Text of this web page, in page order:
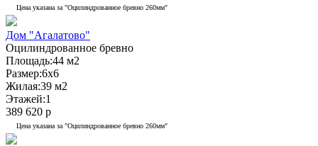
Цена указана за "Оцилиндрованное бревно 260мм"
Дом "Агалатово"
Оцилиндрованное бревно
Площадь:44 м2
Размер:6х6
Жилая:39 м2
Этажей:1
389 620 р
Цена указана за "Оцилиндрованное бревно 260мм"